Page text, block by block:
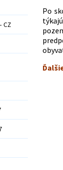
CZ
Po